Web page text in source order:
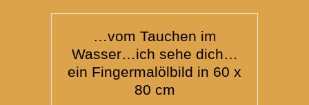
…vom Tauchen im
Wasser…ich sehe dich…
ein Fingermalölbild in 60 x
80 cm